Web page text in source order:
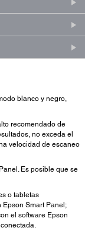
blanco y negro,
recomendado de
no exceda el
velocidad de escaneo
Es posible que se
o tabletas
Smart Panel;
el software Epson